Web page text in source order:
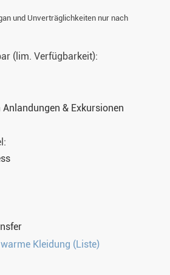
und Unverträglichkeiten nur nach
(lim. Verfügbarkeit):
& Exkursionen
Kleidung (Liste)